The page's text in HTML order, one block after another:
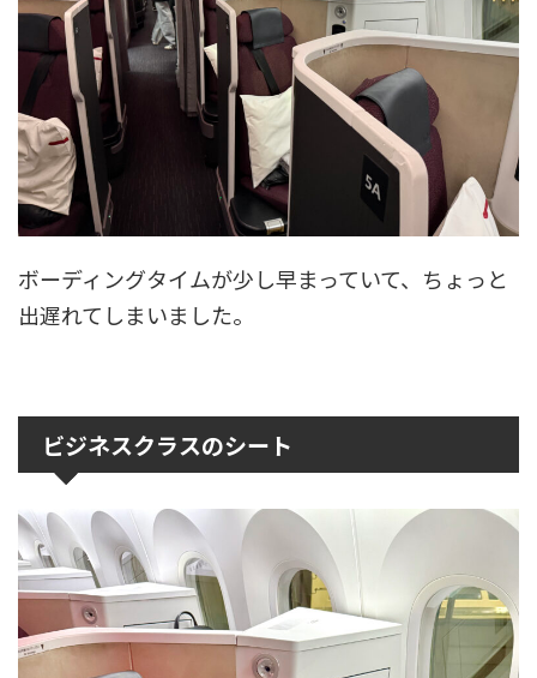
ボーディングタイムが少し早まっていて、ちょっと
出遅れてしまいました。
ビジネスクラスのシート